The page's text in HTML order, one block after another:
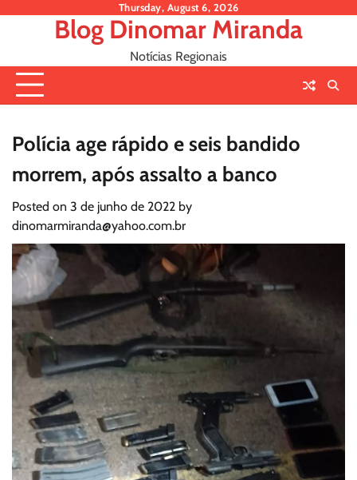
Thursday, August 6, 2026
Blog Dinomar Miranda
Notícias Regionais
Polícia age rápido e seis bandido
morrem, após assalto a banco
Posted on 3 de junho de 2022 by
dinomarmiranda@yahoo.com.br